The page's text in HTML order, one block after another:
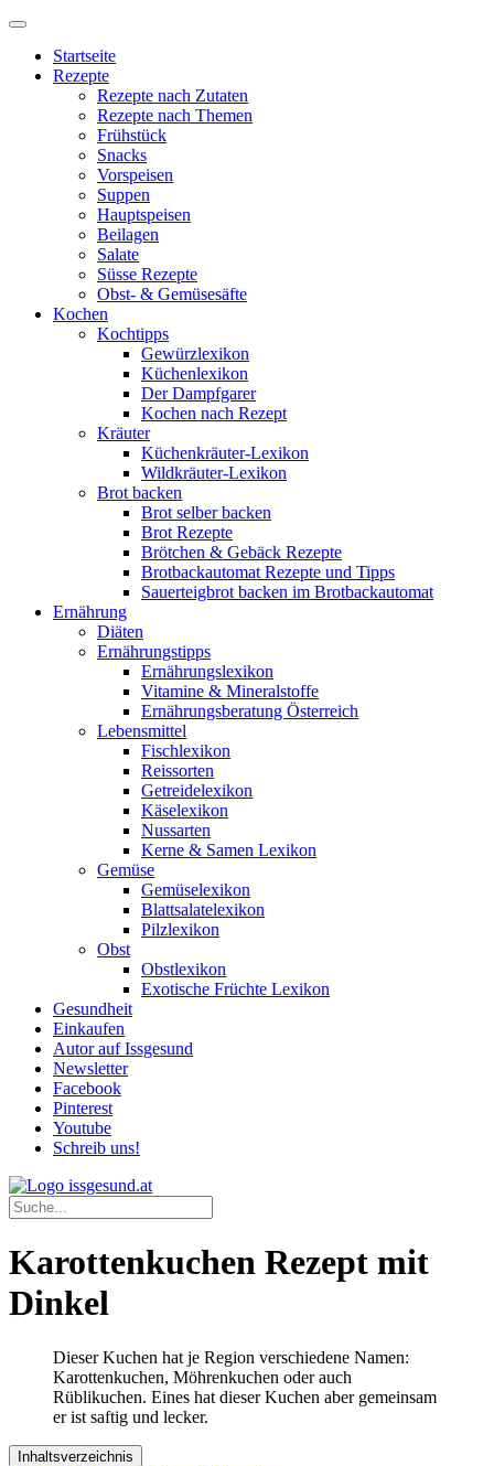
Startseite
Rezepte
Rezepte nach Zutaten
Rezepte nach Themen
Frühstück
Snacks
Vorspeisen
Suppen
Hauptspeisen
Beilagen
Salate
Süsse Rezepte
Obst- & Gemüsesäfte
Kochen
Kochtipps
Gewürzlexikon
Küchenlexikon
Der Dampfgarer
Kochen nach Rezept
Kräuter
Küchenkräuter-Lexikon
Wildkräuter-Lexikon
Brot backen
Brot selber backen
Brot Rezepte
Brötchen & Gebäck Rezepte
Brotbackautomat Rezepte und Tipps
Sauerteigbrot backen im Brotbackautomat
Ernährung
Diäten
Ernährungstipps
Ernährungslexikon
Vitamine & Mineralstoffe
Ernährungsberatung Österreich
Lebensmittel
Fischlexikon
Reissorten
Getreidelexikon
Käselexikon
Nussarten
Kerne & Samen Lexikon
Gemüse
Gemüselexikon
Blattsalatelexikon
Pilzlexikon
Obst
Obstlexikon
Exotische Früchte Lexikon
Gesundheit
Einkaufen
Autor auf Issgesund
Newsletter
Facebook
Pinterest
Youtube
Schreib uns!
Karottenkuchen Rezept mit
Dinkel
Dieser Kuchen hat je Region verschiedene Namen:
Karottenkuchen, Möhrenkuchen oder auch
Rüblikuchen. Eines hat dieser Kuchen aber gemeinsam
er ist saftig und lecker.
Inhaltsverzeichnis